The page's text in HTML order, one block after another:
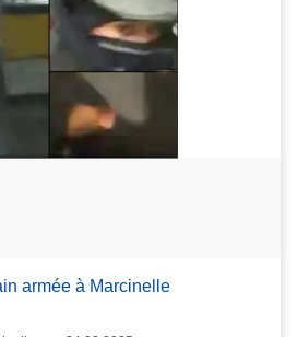
armée à Marcinelle